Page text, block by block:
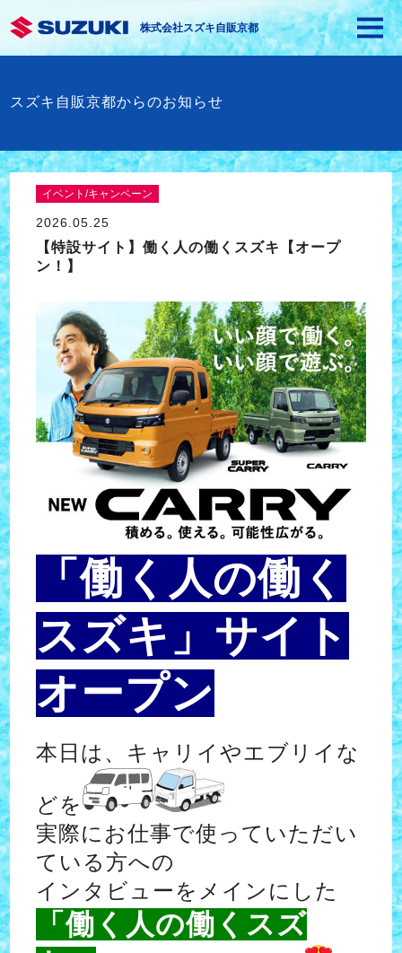
株式会社スズキ自販京都
スズキ自販京都からのお知らせ
イベント/キャンペーン
2026.05.25
【特設サイト】働く人の働くスズキ【オープ
ン！】
「働く人の働く
スズキ」サイト
オープン
本日は、キャリイやエブリイな
どを
実際にお仕事で使っていただい
ている方への
インタビューをメインにした
「働く人の働くスズ